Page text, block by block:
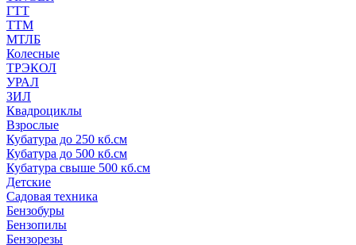
ГТТ
ТТМ
МТЛБ
Колесные
ТРЭКОЛ
УРАЛ
ЗИЛ
Квадроциклы
Взрослые
Кубатура до 250 кб.см
Кубатура до 500 кб.см
Кубатура свыше 500 кб.см
Детские
Садовая техника
Бензобуры
Бензопилы
Бензорезы